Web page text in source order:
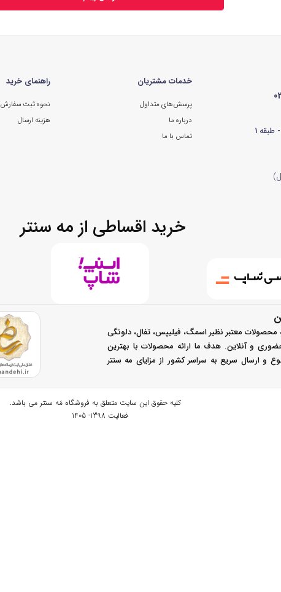
خدمات مشتریان
پرسش‌های متداول
درباره ما
تماس با ما
راهنمای خرید
نحوه ثبت سفارش
هزینه ارسال
خرید اقساطی از مه سنتر
معتبر نظیر اسمگ، فیلیپس، تفال، دلونگی
حضوری و آنلاین. هدف ما ارائه محصولات با بهترین
ارسال سریع به سراسر کشور از مزایای مه سنتر
کلیه حقوق این سایت متعلق به فروشگاه مَه سنترمی باشد.
فعالیت 1398- 1405